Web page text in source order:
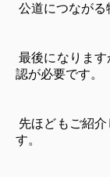
公道につながる
最後になりま
認が必要です。
先ほどもご紹
す。